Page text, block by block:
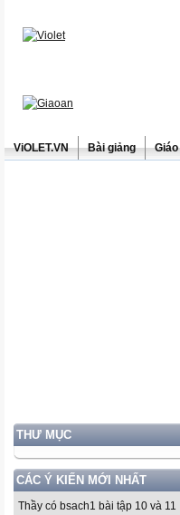
ViOLET.VN Bài giảng
THƯ MỤC
CÁC Ý KIẾN MỚI NHẤT
Thầy có bsach1 bài tập 10 và 11